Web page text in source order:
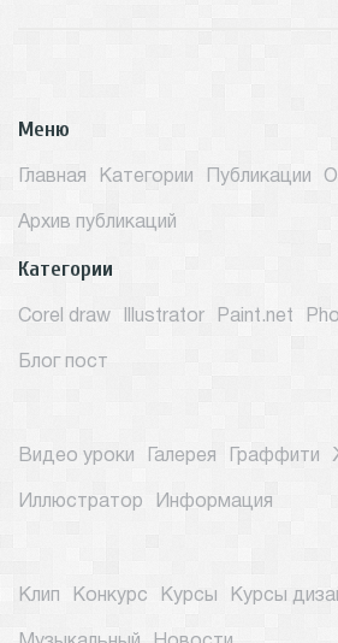
Меню
Главная Категории Публикации
Архив публикаций
Категории
Corel draw Illustrator Paint.net
Блог пост
Видео уроки Галерея Граффити
Иллюстратор Информация
Клип Конкурс Курсы Курсы